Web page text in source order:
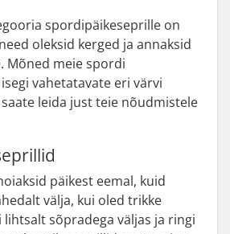
spordipäikeseprille on
oleksid kerged ja annaksid
Mõned meie spordi
vahetatavate eri värvi
leida just teie nõudmistele
päikest eemal, kuid
välja, kui oled trikke
lihtsalt sõpradega väljas ja ringi